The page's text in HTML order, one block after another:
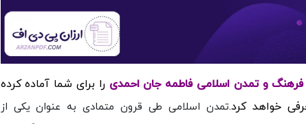
را برای شما آماده کرده
خواهد کرد.تمدن اسلامی طی قرون متمادی به عنوان یکی از